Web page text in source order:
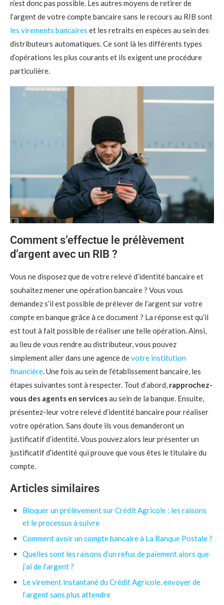
n’est donc pas possible. Les autres moyens de retirer de
l’argent de votre compte bancaire sans le recours au RIB sont
les virements bancaires et les retraits en espèces au sein des
distributeurs automatiques. Ce sont là les différents types
d’opérations les plus courants et ils exigent une procédure
particulière.
Comment s’effectue le prélèvement
d’argent avec un RIB ?
Vous ne disposez que de votre relevé d’identité bancaire et
souhaitez mener une opération bancaire ? Vous vous
demandez s’il est possible de prélever de l’argent sur votre
compte en banque grâce à ce document ? La réponse est qu’il
est tout à fait possible de réaliser une telle opération. Ainsi,
au lieu de vous rendre au distributeur, vous pouvez
simplement aller dans une agence devotre institution
financière. Une fois au sein de l’établissement bancaire, les
étapes suivantes sont à respecter. Tout d’abord, rapprochez-
vous des agents en servicesau sein de la banque. Ensuite,
présentez-leur votre relevé d’identité bancaire pour réaliser
votre opération. Sans doute ils vous demanderont un
justificatif d’identité. Vous pouvez alors leur présenter un
justificatif d’identité qui prouve que vous êtes le titulaire du
compte.
Articles similaires
Bloquer un prélèvement sur Crédit Agricole : les raisons
et le processus à suivre
Comment avoir un compte bancaire à La Banque Postale ?
Quelles sont les raisons d’un refus de paiement alors que
j’ai de l’argent ?
Le virement instantané du Crédit Agricole, envoyer de
l’argent sans plus attendre